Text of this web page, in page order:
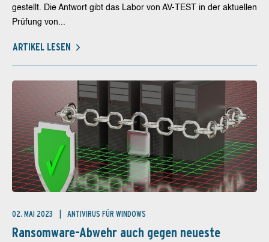
gestellt. Die Antwort gibt das Labor von AV-TEST in der aktuellen
Prüfung von...
ARTIKEL LESEN
02. MAI 2023 ANTIVIRUS FÜR WINDOWS
Ransomware-Abwehr auch gegen neueste